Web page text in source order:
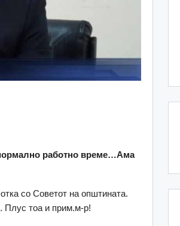
работно време…Ама
со Советот на општината.
Плус тоа и прим.м-р!